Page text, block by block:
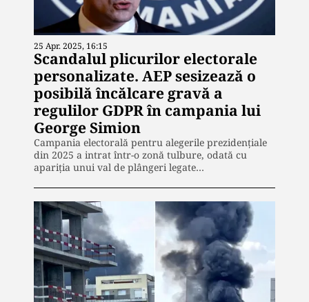
25 Apr. 2025, 16:15
Scandalul plicurilor electorale
personalizate. AEP sesizează o
posibilă încălcare gravă a
regulilor GDPR în campania lui
George Simion
Campania electorală pentru alegerile prezidențiale
din 2025 a intrat într-o zonă tulbure, odată cu
apariția unui val de plângeri legate…